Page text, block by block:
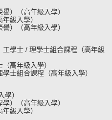
）
（高年級入學）
年級入學）
）（高年級入學）
學士 / 理學士組合課程（高年級
高年級入學）
學士組合課程 （高年級入學）
學）
）（高年級入學）
級入學）